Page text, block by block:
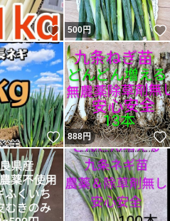
いいね！
500円
いいね！
888円